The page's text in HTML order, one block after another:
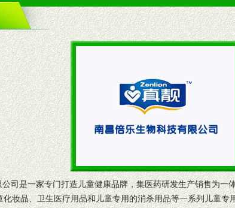
是一家专门打造儿童健康品牌，集医药研发生产销售为一
妆品、卫生医疗用品和儿童专用的消杀用品等一系列儿童专